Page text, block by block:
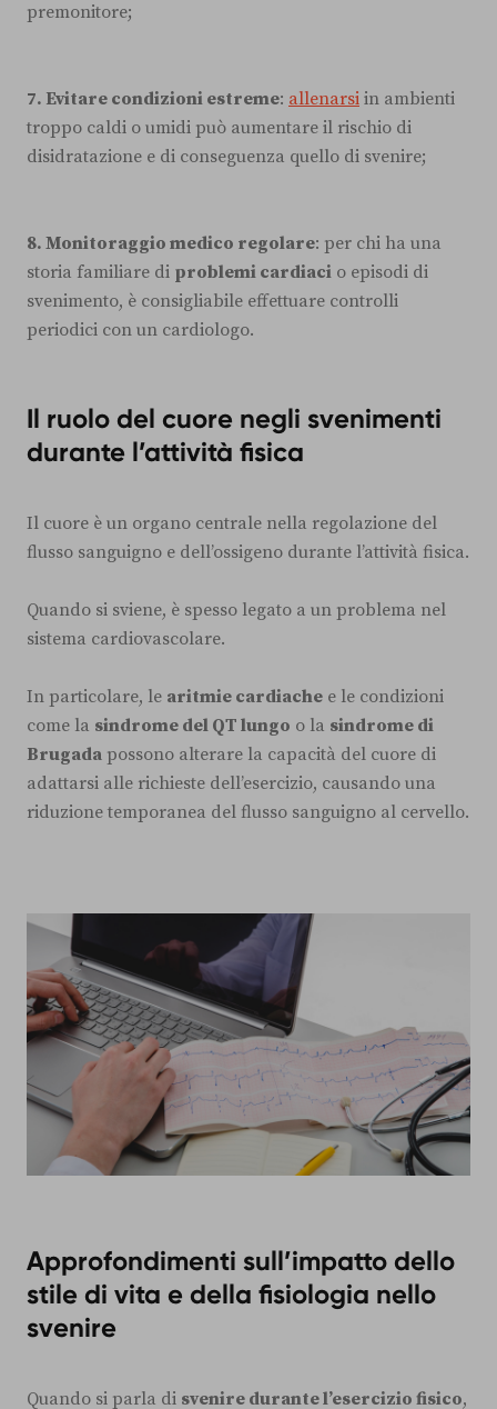
premonitore;
7. Evitare condizioni estreme: allenarsi in ambienti
troppo caldi o umidi può aumentare il rischio di
disidratazione e di conseguenza quello di svenire;
8. Monitoraggio medico regolare: per chi ha una
storia familiare di problemi cardiaci o episodi di
svenimento, è consigliabile effettuare controlli
periodici con un cardiologo.
Il ruolo del cuore negli svenimenti
durante l’attività fisica
Il cuore è un organo centrale nella regolazione del
flusso sanguigno e dell’ossigeno durante l’attività fisica.
Quando si sviene, è spesso legato a un problema nel
sistema cardiovascolare.
In particolare, le aritmie cardiache e le condizioni
come la sindrome del QT lungo o la sindrome di
Brugada possono alterare la capacità del cuore di
adattarsi alle richieste dell’esercizio, causando una
riduzione temporanea del flusso sanguigno al cervello.
Approfondimenti sull’impatto dello
stile di vita e della fisiologia nello
svenire
Quando si parla di svenire durante l’esercizio fisico,